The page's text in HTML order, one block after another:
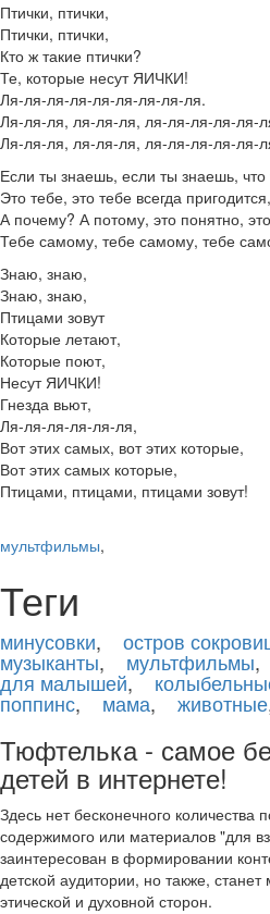
Птички, птички,
Птички, птички,
Кто ж такие птички?
Те, которые несут ЯИЧКИ!
Ля-ля-ля-ля-ля-ля-ля-ля-ля.
Ля-ля-ля, ля-ля-ля, ля-ля-ля-ля-ля-
Ля-ля-ля, ля-ля-ля, ля-ля-ля-ля-ля-
Если ты знаешь, если ты знаешь, что
Это тебе, это тебе всегда пригодится,
А почему? А потому, это понятно,
Тебе самому, тебе самому, тебе
Знаю, знаю,
Знаю, знаю,
Птицами зовут
Которые летают,
Которые поют,
Несут ЯИЧКИ!
Гнезда вьют,
Ля-ля-ля-ля-ля-ля,
Вот этих самых, вот этих которые,
Вот этих самых которые,
Птицами, птицами, птицами зовут!
мультфильмы,
Теги
минусовки, остров
музыканты, мультфильмы
для малышей,
поппинс, мама, животные
Тюфтелька - самое
детей в интернете!
Здесь нет бесконечного количества
содержимого или материалов "для
заинтересован в формировании
детской аудитории, но также,
этической и духовной сторон.